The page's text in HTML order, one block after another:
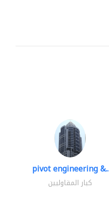
pivot engineering &..
كبار المقاوليين